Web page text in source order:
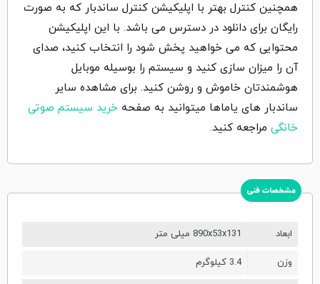
همچنین کنترل بهتر با اپلیکیشن کنترل ساندبار که به صورت
رایگان برای دانلود در دسترس می باشد. با این اپلیکیشن
محتوایی که می خواهید پخش شود را انتخاب کنید، صدای
آن را میزان سازی کنید و سیستم را بوسیله موبایل
هوشمندتان خاموش و روشن کنید. برای مشاهده سایر
ساندبار های یاماها میتوانید به صفحه خرید سیستم صوتی
خانگی مراجعه کنید.
مشخصات فنی
ابعاد 890x53x131 میلی متر
وزن 3.4 کیلوگرم